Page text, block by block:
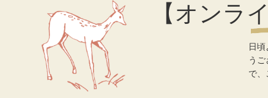
【オンラ
日
う
で